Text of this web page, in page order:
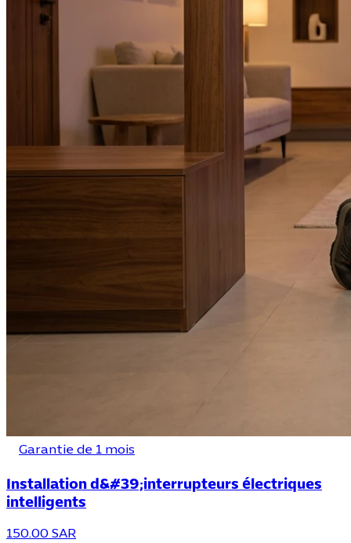
Garantie de 1 mois
Installation d&#39;interrupteurs électriques
intelligents
150.00 SAR